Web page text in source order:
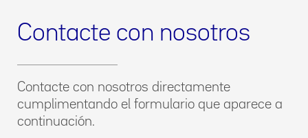
Contacte con nosotros
Contacte con nosotros directamente
cumplimentando el formulario que aparece a
continuación.